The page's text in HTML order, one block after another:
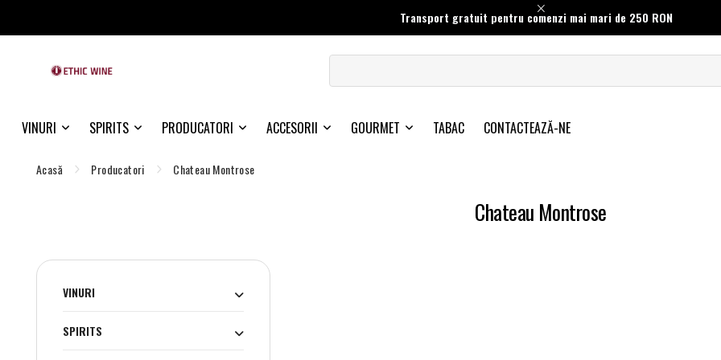
Transport gratuit pentru comenzi mai mari de 250 RON
VINURI SPIRITS PRODUCATORI ACCESORII GOURMET TABAC CONTACTEAZĂ-NE
Acasă Producatori Chateau Montrose
Chateau Montrose
VINURI
SPIRITS